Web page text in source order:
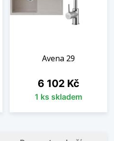
Avena 29
Cena
6 102 Kč
1 ks skladem